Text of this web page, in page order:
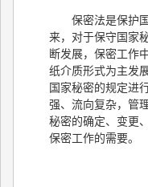
保密法是保护
来，对于保守国家
断发展，保密工作
纸介质形式为主发
国家秘密的规定进
强、流向复杂，管
秘密的确定、变更
保密工作的需要。